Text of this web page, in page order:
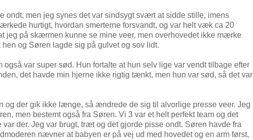
ondt, men jeg synes det var sindsygt svært at sidde stille, imens
hurtigt, hvordan smerterne forsvandt, og var helt væk ca 20
jeg på skærmen kunne se mine veer, men overhovedet ikke mærke
og Søren lagde sig på gulvet og sov lidt.
var super sød. Hun fortalte at hun selv lige var vendt tilbage efter
det havde min hjerne ikke rigtig tænkt, men hun var sød, så det var
der gik ikke længe, så ændrede de sig til alvorlige presse veer. Jeg
men bestemt også fra Søren. Vi 3 var et helt perfekt team og det
der. Jeg var brugt, træt og det gjorde pisse ondt. Søren havde fra
nævner at babyen er på vej ud med hovedet og en arm først,